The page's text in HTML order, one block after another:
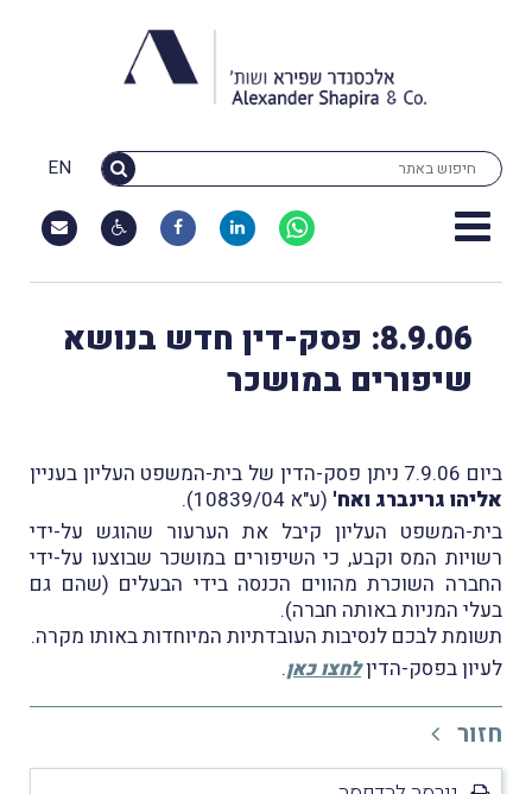
EN
8.9.06: פסק-דין חדש בנושא
שיפורים במושכר
ביום 7.9.06 ניתן פסק-הדין של בית-המשפט העליון בעניין
אליהו גרינברג ואח' (ע"א 10839/04).
בית-המשפט העליון קיבל את הערעור שהוגש על-ידי
רשויות המס וקבע, כי השיפורים במושכר שבוצעו על-ידי
החברה השוכרת מהווים הכנסה בידי הבעלים (שהם גם
בעלי המניות באותה חברה).
תשומת לבכם לנסיבות העובדתיות המיוחדות באותו מקרה.
לעיון בפסק-הדיןלחצו כאן.
חזור